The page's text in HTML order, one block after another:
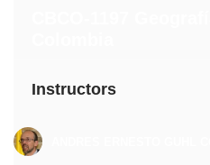
Instructors